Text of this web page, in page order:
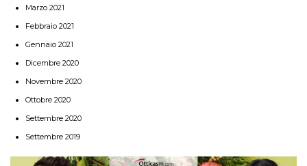
Marzo 2021
Febbraio 2021
Gennaio 2021
Dicembre 2020
Novembre 2020
Ottobre 2020
Settembre 2020
Settembre 2019